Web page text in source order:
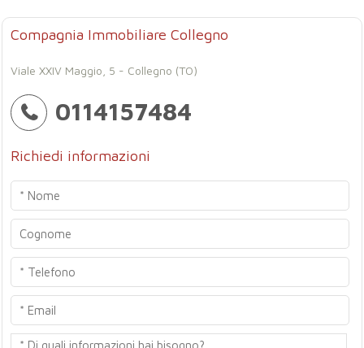
Compagnia Immobiliare Collegno
Viale XXIV Maggio, 5 - Collegno (TO)
0114157484
Richiedi informazioni